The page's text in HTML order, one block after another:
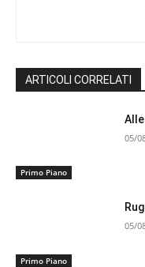
ARTICOLI CORRELATI
Primo Piano
05/
Primo Piano
05/